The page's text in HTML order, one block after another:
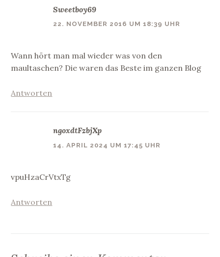
Sweetboy69
22. NOVEMBER 2016 UM 18:39 UHR
Wann hört man mal wieder was von den
maultaschen? Die waren das Beste im ganzen Blog
Antworten
ngoxdtFzbjXp
14. APRIL 2024 UM 17:45 UHR
vpuHzaCrVtxTg
Antworten